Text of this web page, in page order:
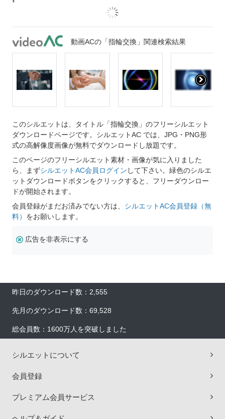
動画ACの「指輪交換」関連検索結果
このシルエットは、タイトル「指輪交換」のフリーシルエット
ダウンロードページです。シルエットAC では、JPG・PNG形
式の高解像度画像が無料でダウンロードし放題です。
このページのフリーシルエット素材・画像が気に入りました
ら、まずシルエットAC会員ログイン して下さい。緑色のシルエ
ットダウンロードボタンをクリックすると、フリーダウンロー
ドが開始されます。
会員登録がまだお済みでない方は、 シルエットAC会員登録（無
料） をお願いします。
広告を非表示にする
昨日のダウンロード数：2,555
先月のダウンロード数：69,528
総会員数：1600万人を突破しました
シルエットについて
会員登録
プレミアム会員サービス